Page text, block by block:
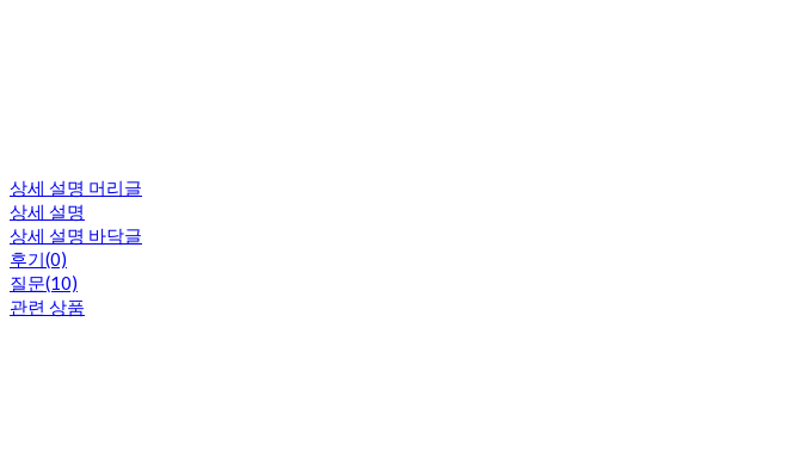
상세 설명 머리글
상세 설명
상세 설명 바닥글
후기(0)
질문(10)
관련 상품